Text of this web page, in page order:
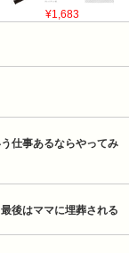
¥1,683
仕事あるならやってみ
後はママに埋葬される